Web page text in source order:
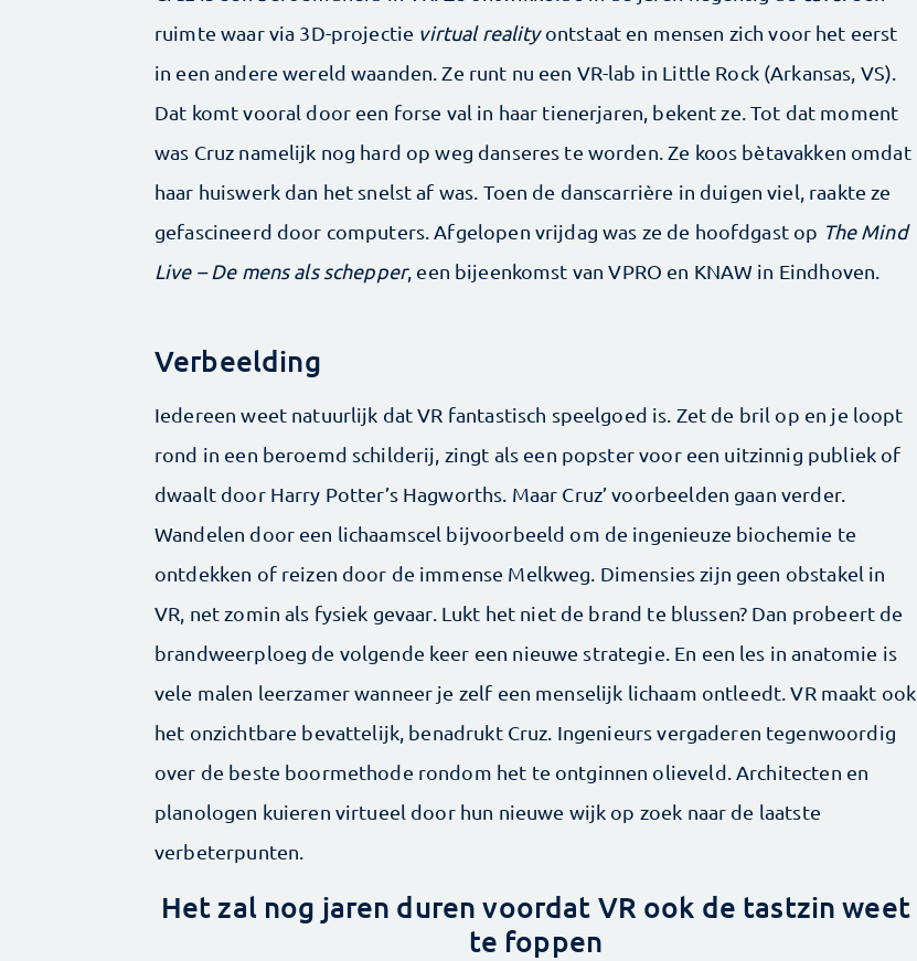
ruimte waar via 3D-projectie virtual realityontstaat en mensen zich voor het eerst
in een andere wereld waanden. Ze runt nu een VR-lab in Little Rock (Arkansas, VS).
Dat komt vooral door een forse val in haar tienerjaren, bekent ze. Tot dat moment
was Cruz namelijk nog hard op weg danseres te worden. Ze koos bètavakken omdat
haar huiswerk dan het snelst af was. Toen de danscarrière in duigen viel, raakte ze
gefascineerd door computers. Afgelopen vrijdag was ze de hoofdgast op The Mind
Live – De mens als schepper, een bijeenkomst van VPRO en KNAW in Eindhoven.
Verbeelding
Iedereen weet natuurlijk dat VR fantastisch speelgoed is. Zet de bril op en je loopt
rond in een beroemd schilderij, zingt als een popster voor een uitzinnig publiek of
dwaalt door Harry Potter’s Hagworths. Maar Cruz’ voorbeelden gaan verder.
Wandelen door een lichaamscel bijvoorbeeld om de ingenieuze biochemie te
ontdekken of reizen door de immense Melkweg. Dimensies zijn geen obstakel in
VR, net zomin als fysiek gevaar. Lukt het niet de brand te blussen? Dan probeert de
brandweerploeg de volgende keer een nieuwe strategie. En een les in anatomie is
vele malen leerzamer wanneer je zelf een menselijk lichaam ontleedt. VR maakt ook
het onzichtbare bevattelijk, benadrukt Cruz. Ingenieurs vergaderen tegenwoordig
over de beste boormethode rondom het te ontginnen olieveld. Architecten en
planologen kuieren virtueel door hun nieuwe wijk op zoek naar de laatste
verbeterpunten.
Het zal nog jaren duren voordat VR ook de tastzin weet
te foppen